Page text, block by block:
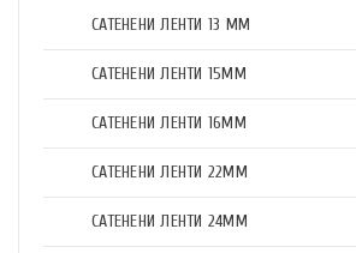
САТЕНЕНИ ЛЕНТИ 13 ММ
САТЕНЕНИ ЛЕНТИ 15ММ
САТЕНЕНИ ЛЕНТИ 16ММ
САТЕНЕНИ ЛЕНТИ 22ММ
САТЕНЕНИ ЛЕНТИ 24ММ